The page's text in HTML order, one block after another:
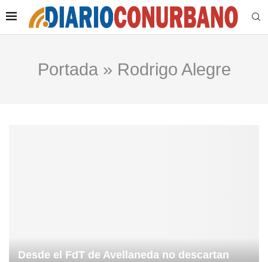
Portada» Rodrigo Alegre
Desde el FdT de Avellaneda no descartan